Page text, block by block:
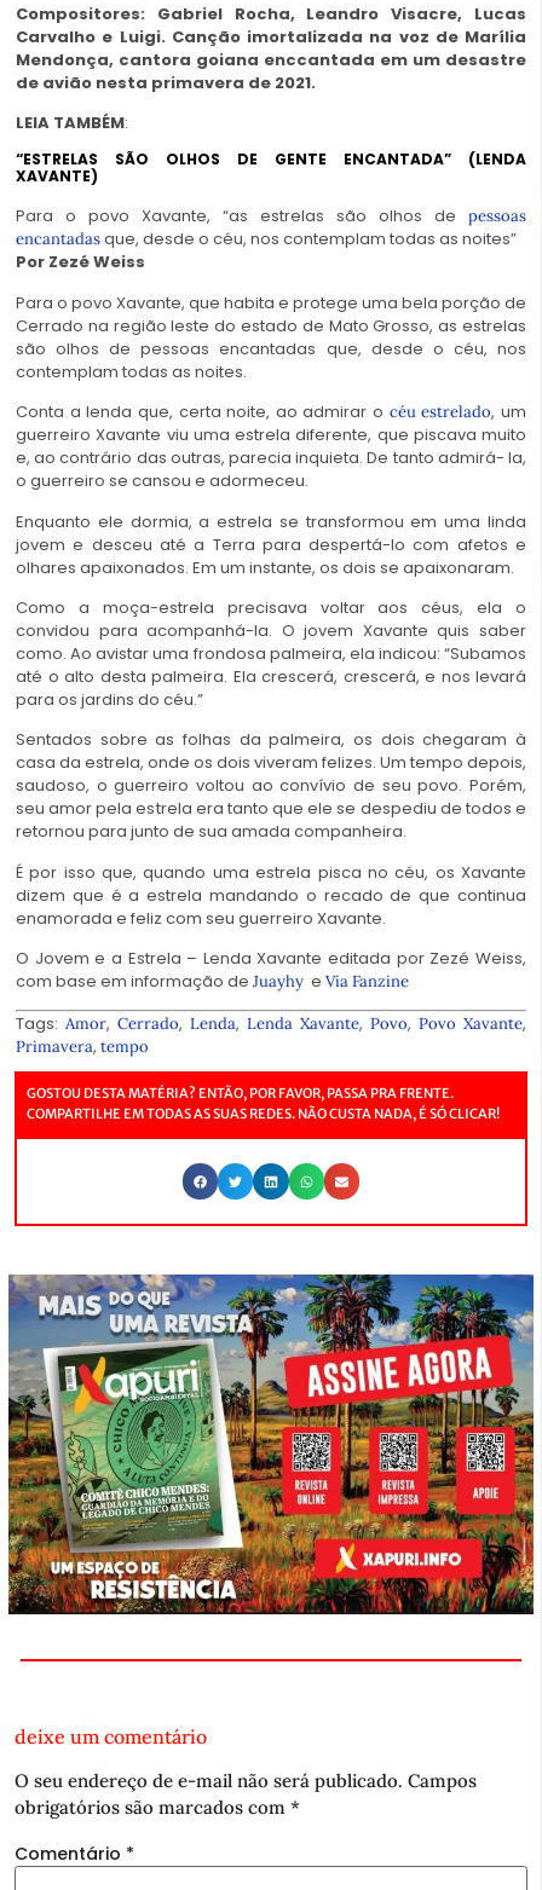
Compositores: Gabriel Rocha, Leandro Visacre, Lucas
Carvalho e Luigi. Canção imortalizada na voz de Marília
Mendonça, cantora goiana enccantada em um desastre
de avião nesta primavera de 2021.
LEIA TAMBÉM:
“ESTRELAS SÃO OLHOS DE GENTE ENCANTADA” (LENDA
XAVANTE)
Para o povo Xavante, “as estrelas são olhos de pessoas
encantadasque, desde o céu, nos contemplam todas as noites”
Por Zezé Weiss
Para o povo Xavante, que habita e protege uma bela porção de
Cerrado na região leste do estado de Mato Grosso, as estrelas
são olhos de pessoas encantadas que, desde o céu, nos
contemplam todas as noites.
Conta a lenda que, certa noite, ao admirar o céu estrelado, um
guerreiro Xavante viu uma estrela diferente, que piscava muito
e, ao contrário das outras, parecia inquieta. De tanto admirá- la,
o guerreiro se cansou e adormeceu.
Enquanto ele dormia, a estrela se transformou em uma linda
jovem e desceu até a Terra para despertá-lo com afetos e
olhares apaixonados. Em um instante, os dois se apaixonaram.
Como a moça-estrela precisava voltar aos céus, ela o
convidou para acompanhá-la. O jovem Xavante quis saber
como. Ao avistar uma frondosa palmeira, ela indicou: “Subamos
até o alto desta palmeira. Ela crescerá, crescerá, e nos levará
para os jardins do céu.”
Sentados sobre as folhas da palmeira, os dois chegaram à
casa da estrela, onde os dois viveram felizes. Um tempo depois,
saudoso, o guerreiro voltou ao convívio de seu povo. Porém,
seu amor pela estrela era tanto que ele se despediu de todos e
retornou para junto de sua amada companheira.
É por isso que, quando uma estrela pisca no céu, os Xavante
dizem que é a estrela mandando o recado de que continua
enamorada e feliz com seu guerreiro Xavante.
O Jovem e a Estrela – Lenda Xavante editada por Zezé Weiss,
com base em informação de Juayhy e Via Fanzine
Tags: Amor, Cerrado, Lenda, Lenda Xavante, Povo, Povo Xavante,
Primavera, tempo
GOSTOU DESTA MATÉRIA? ENTÃO, POR FAVOR, PASSA PRA FRENTE.
COMPARTILHE EM TODAS AS SUAS REDES. NÃO CUSTA NADA, É SÓ CLICAR!
deixe um comentário
O seu endereço de e-mail não será publicado. Campos
obrigatórios são marcados com *
Comentário *